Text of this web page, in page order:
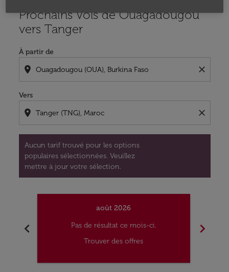
Prochains Vols de Ouagadougou
vers Tanger
À partir de
location_on close
Vers
location_on close
Aucun tarif trouvé pour les options
populaires sélectionnées. Veuillez
mettre à jour votre sélection.
Aucun tarif trouvé pour les options populaires
chevron_left
août 2026
Pas de résultat ce mois-ci.
Trouver des offres
chevron_right